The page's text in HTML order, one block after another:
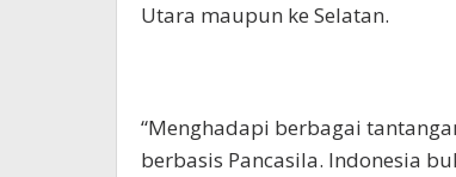
Utara maupun ke Selatan.
“Menghadapi berbagai
berbasis Pancasila. Indonesia